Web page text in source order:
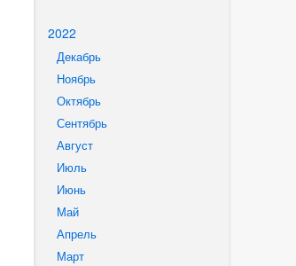
2022
Декабрь
Ноябрь
Октябрь
Сентябрь
Август
Июль
Июнь
Май
Апрель
Март